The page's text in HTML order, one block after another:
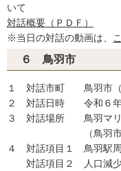
いて
対話概要（ＰＤＦ）
※当日の対話の動画は、
６ 鳥羽市
１ 対話市町 鳥羽市（
２ 対話日時 令和６年
３ 対話場所 鳥羽マリ
（鳥羽市鳥羽１
４ 対話項目１ 鳥羽駅周
対話項目２ 人口減少